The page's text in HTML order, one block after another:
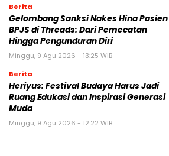
Berita
Gelombang Sanksi Nakes Hina Pasien
BPJS di Threads: Dari Pemecatan
Hingga Pengunduran Diri
Minggu, 9 Agu 2026 - 13:25 WIB
Berita
Heriyus: Festival Budaya Harus Jadi
Ruang Edukasi dan Inspirasi Generasi
Muda
Minggu, 9 Agu 2026 - 12:22 WIB